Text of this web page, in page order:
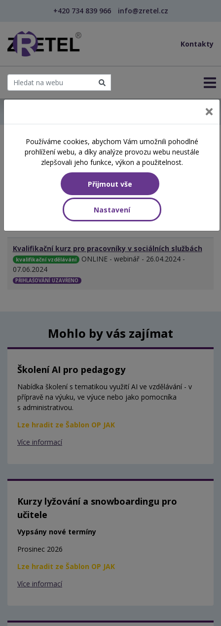
+420 734 839 966 info@zretel.cz
Kontakty
Školení začínající 26. 04.
2024
Aktuálně vypsané termíny
Kvalifikační kurz pro pracovníky v sociálních službách
kvalifikační vzdělávání
ONLINE - webinář - 26.04.2024 -
07.06.2024
PŘIHLAŠOVÁNÍ UZAVŘENO
Mohlo by vás zajímat
Školení AI pro pedagogy
Nabídka školení s tematikou využití AI ve vzdělávání - v
přípravě na výuku, ve výuce nebo jako pomocníka
s administrativou.
Lze hradit ze Šablon OP JAK
Více informací
Kurzy lyžování a snowboardingu pro
učitele
Vypsány nové termíny
Prosinec 2026
Lze hradit ze Šablon OP JAK
Více informací
Používáme cookies, abychom Vám umožnili pohodlné
prohlížení webu, a díky analýze provozu webu neustále
zlepšovali jeho funkce, výkon a použitelnost.
Přijmout vše
Nastavení